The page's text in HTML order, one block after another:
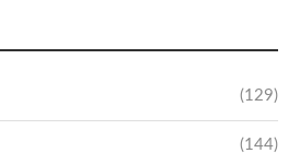
(129)
(144)